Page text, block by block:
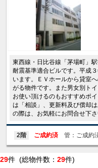
東西線・日比谷線「茅場町」
耐震基準適合ビルです。平成
います。ＥＶホールから貸室
がる物件です。また男女別ト
お使い頂けるのもおすすめポ
は「相談」、更新料及び償却
の際は、お気軽にお問合せ下さ
2階 ご成約済 管：ご成約
29件 (総物件数： 29件)